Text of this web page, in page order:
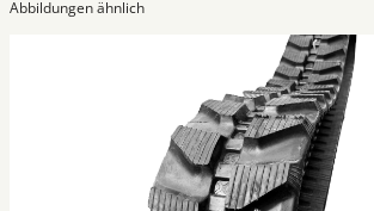
Abbildungen ähnlich